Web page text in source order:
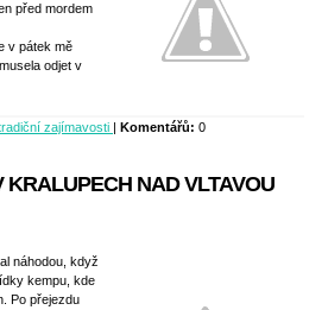
před mordem
v pátek mě
odjet v
zajímavosti | Komentářů: 0
KRALUPECH NAD VLTAVOU
náhodou, když
kempu, kde
Po přejezdu